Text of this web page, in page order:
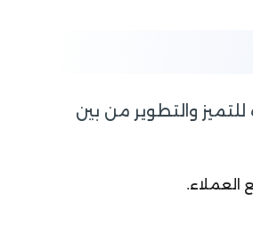
والتطوير من بين
العملاء.